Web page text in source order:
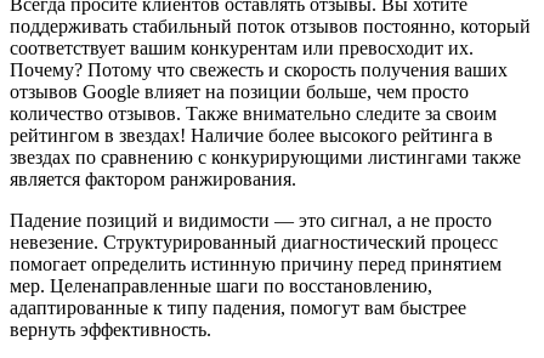
поддерживать стабильный поток отзывов постоянно, который
соответствует вашим конкурентам или превосходит их.
Почему? Потому что свежесть и скорость получения ваших
отзывов Google влияет на позиции больше, чем просто
количество отзывов. Также внимательно следите за своим
рейтингом в звездах! Наличие более высокого рейтинга в
звездах по сравнению с конкурирующими листингами также
является фактором ранжирования.
Падение позиций и видимости — это сигнал, а не просто
невезение. Структурированный диагностический процесс
помогает определить истинную причину перед принятием
мер. Целенаправленные шаги по восстановлению,
адаптированные к типу падения, помогут вам быстрее
вернуть эффективность.